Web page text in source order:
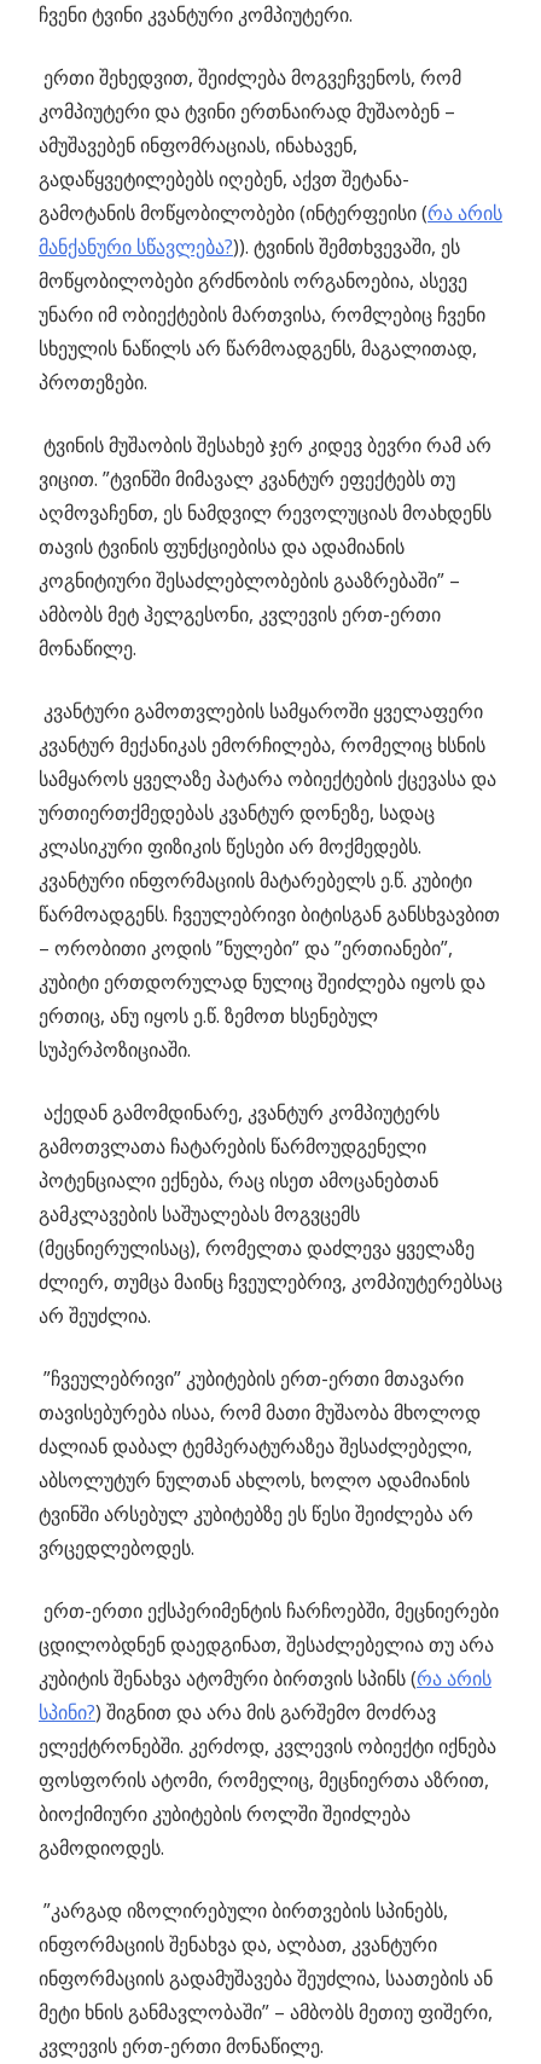
ჩვენი ტვინი კვანტური კომპიუტერი.
ერთი შეხედვით, შეიძლება მოგვეჩვენოს, რომ
კომპიუტერი და ტვინი ერთნაირად მუშაობენ –
ამუშავებენ ინფომრაციას, ინახავენ,
გადაწყვეტილებებს იღებენ, აქვთ შეტანა-
გამოტანის მოწყობილობები (ინტერფეისი (რა არის
მანქანური სწავლება?)). ტვინის შემთხვევაში, ეს
მოწყობილობები გრძნობის ორგანოებია, ასევე
უნარი იმ ობიექტების მართვისა, რომლებიც ჩვენი
სხეულის ნაწილს არ წარმოადგენს, მაგალითად,
პროთეზები.
ტვინის მუშაობის შესახებ ჯერ კიდევ ბევრი რამ არ
ვიცით. ”ტვინში მიმავალ კვანტურ ეფექტებს თუ
აღმოვაჩენთ, ეს ნამდვილ რევოლუციას მოახდენს
თავის ტვინის ფუნქციებისა და ადამიანის
კოგნიტიური შესაძლებლობების გააზრებაში” –
ამბობს მეტ ჰელგესონი, კვლევის ერთ-ერთი
მონაწილე.
კვანტური გამოთვლების სამყაროში ყველაფერი
კვანტურ მექანიკას ემორჩილება, რომელიც ხსნის
სამყაროს ყველაზე პატარა ობიექტების ქცევასა და
ურთიერთქმედებას კვანტურ დონეზე, სადაც
კლასიკური ფიზიკის წესები არ მოქმედებს.
კვანტური ინფორმაციის მატარებელს ე.წ. კუბიტი
წარმოადგენს. ჩვეულებრივი ბიტისგან განსხვავბით
– ორობითი კოდის ”ნულები” და ”ერთიანები”,
კუბიტი ერთდორულად ნულიც შეიძლება იყოს და
ერთიც, ანუ იყოს ე.წ. ზემოთ ხსენებულ
სუპერპოზიციაში.
აქედან გამომდინარე, კვანტურ კომპიუტერს
გამოთვლათა ჩატარების წარმოუდგენელი
პოტენციალი ექნება, რაც ისეთ ამოცანებთან
გამკლავების საშუალებას მოგვცემს
(მეცნიერულისაც), რომელთა დაძლევა ყველაზე
ძლიერ, თუმცა მაინც ჩვეულებრივ, კომპიუტერებსაც
არ შეუძლია.
”ჩვეულებრივი” კუბიტების ერთ-ერთი მთავარი
თავისებურება ისაა, რომ მათი მუშაობა მხოლოდ
ძალიან დაბალ ტემპერატურაზეა შესაძლებელი,
აბსოლუტურ ნულთან ახლოს, ხოლო ადამიანის
ტვინში არსებულ კუბიტებზე ეს წესი შეიძლება არ
ვრცედლებოდეს.
ერთ-ერთი ექსპერიმენტის ჩარჩოებში, მეცნიერები
ცდილობდნენ დაედგინათ, შესაძლებელია თუ არა
კუბიტის შენახვა ატომური ბირთვის სპინს (რა არის
სპინი?) შიგნით და არა მის გარშემო მოძრავ
ელექტრონებში. კერძოდ, კვლევის ობიექტი იქნება
ფოსფორის ატომი, რომელიც, მეცნიერთა აზრით,
ბიოქიმიური კუბიტების როლში შეიძლება
გამოდიოდეს.
”კარგად იზოლირებული ბირთვების სპინებს,
ინფორმაციის შენახვა და, ალბათ, კვანტური
ინფორმაციის გადამუშავება შეუძლია, საათების ან
მეტი ხნის განმავლობაში” – ამბობს მეთიუ ფიშერი,
კვლევის ერთ-ერთი მონაწილე.